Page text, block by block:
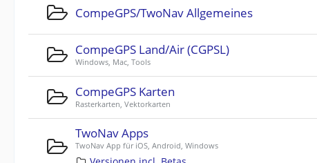
CompeGPS/TwoNav Allgemeines
CompeGPS Land/Air (CGPSL)
Windows, Mac, Tools
CompeGPS Karten
Rasterkarten, Vektorkarten
TwoNav Apps
TwoNav App für iOS, Android, Windows